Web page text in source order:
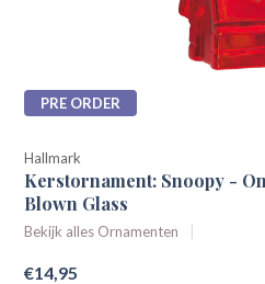
PRE ORDER
Hallmark
Kerstornament: Snoopy -
Blown Glass
Bekijk alles Ornamenten
€14,95